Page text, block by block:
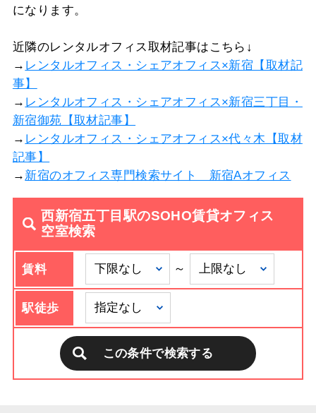
になります。
近隣のレンタルオフィス取材記事はこちら↓
→ レンタルオフィス・シェアオフィス×新宿【取材記
事】
→ レンタルオフィス・シェアオフィス×新宿三丁目・
新宿御苑【取材記事】
→ レンタルオフィス・シェアオフィス×代々木【取材
記事】
→ 新宿のオフィス専門検索サイト 新宿Aオフィス
西新宿五丁目駅のSOHO賃貸オフィス
空室検索
賃料 ～
駅徒歩
この条件で検索する